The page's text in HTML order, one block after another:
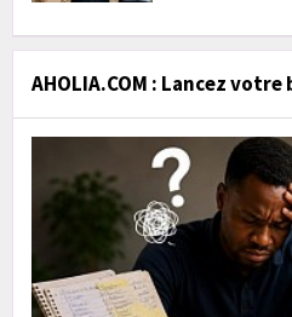
AHOLIA.COM : Lancez votre